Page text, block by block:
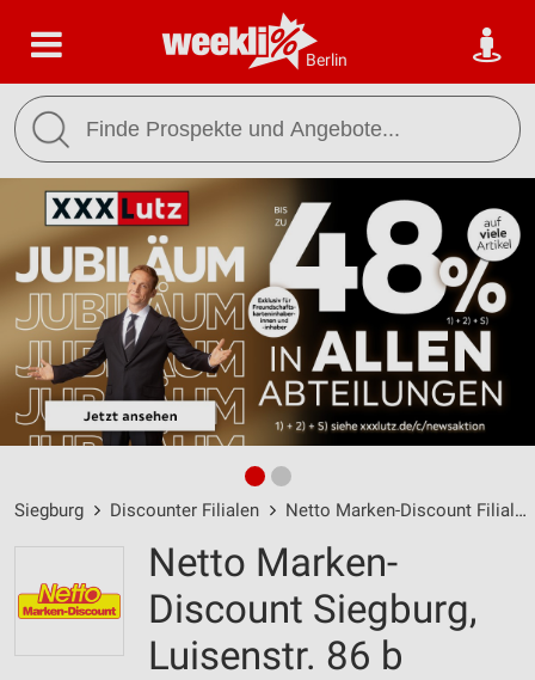
Berlin
Siegburg Discounter Filialen Netto Marken-Discount Filialen
Netto Marken-
Discount Siegburg,
Luisenstr. 86 b